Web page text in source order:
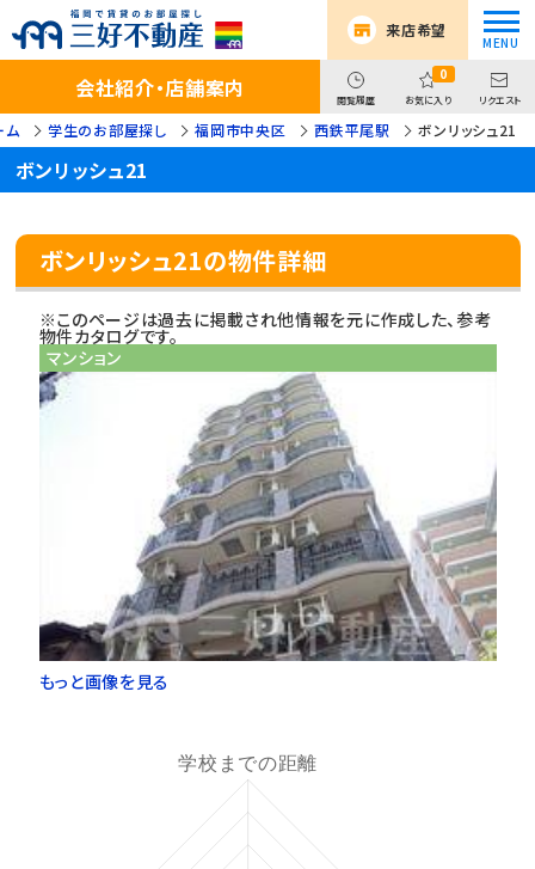
来店希望
会社紹介・店舗案内 閲覧履歴
0
お気に入り リクエスト
ム 学生のお部屋探し 福岡市中央区 西鉄平尾駅 ボンリッシュ21
ボンリッシュ21
ボンリッシュ21の物件詳細
※このページは過去に掲載され他情報を元に作成した、参考
物件カタログです。
マンション
もっと画像を見る